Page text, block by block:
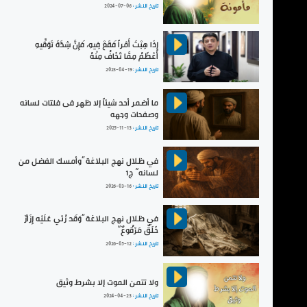
تاريخ النشر :2024-07-06
إِذَا هِبْتَ أَمْراً فَقَعْ فِيهِ، فَإِنَّ شِدَّةَ تَوَقِّيهِ
أَعْظَمُ مِمَّا تَخَافُ مِنْهُ
تاريخ النشر :2023-04-19
ما أضمر أحد شيئاً إلا ظهر فى فلتات لسانه
وصفحات وجهه
تاريخ النشر :2025-11-13
في ظلال نهج البلاغة ”وأمسك الفضل من
لسانه“ ج1
تاريخ النشر :2026-03-16
في ظلال نهج البلاغة ”وَقَد رُئي عَلَيْه إِزَارٌ
خَلَقٌ مَرْقُوعٌ“
تاريخ النشر :2026-05-12
ولا تتمن الموت إلا بشرط وثيق
تاريخ النشر :2024-04-23